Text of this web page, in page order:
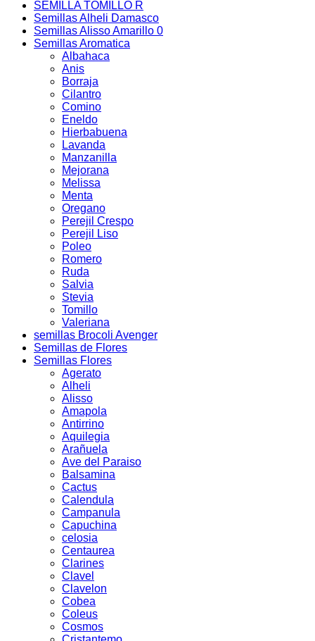
SEMILLA TOMILLO R
Semillas Alheli Damasco
Semillas Alisso Amarillo 0
Semillas Aromatica
Albahaca
Anis
Borraja
Cilantro
Comino
Eneldo
Hierbabuena
Lavanda
Manzanilla
Mejorana
Melissa
Menta
Oregano
Perejil Crespo
Perejil Liso
Poleo
Romero
Ruda
Salvia
Stevia
Tomillo
Valeriana
semillas Brocoli Avenger
Semillas de Flores
Semillas Flores
Agerato
Alheli
Alisso
Amapola
Antirrino
Aquilegia
Arañuela
Ave del Paraiso
Balsamina
Cactus
Calendula
Campanula
Capuchina
celosia
Centaurea
Clarines
Clavel
Clavelon
Cobea
Coleus
Cosmos